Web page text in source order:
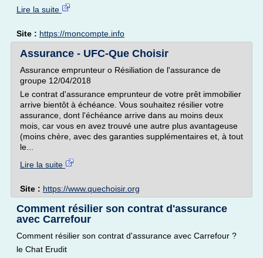
Lire la suite
Site : https://moncompte.info
Assurance - UFC-Que Choisir
Assurance emprunteur o Résiliation de l'assurance de
groupe 12/04/2018
Le contrat d'assurance emprunteur de votre prêt immobilier
arrive bientôt à échéance. Vous souhaitez résilier votre
assurance, dont l'échéance arrive dans au moins deux
mois, car vous en avez trouvé une autre plus avantageuse
(moins chère, avec des garanties supplémentaires et, à tout
le...
Lire la suite
Site : https://www.quechoisir.org
Comment résilier son contrat d'assurance
avec Carrefour
Comment résilier son contrat d'assurance avec Carrefour ?
le Chat Erudit